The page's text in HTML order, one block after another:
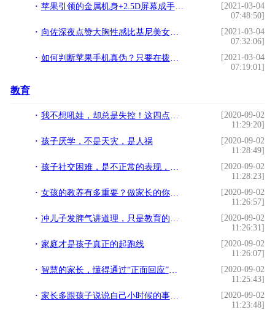
苹果引领的金属机身+2.5D屏幕成手机标配，唯独双摄表现一般!
[2021-03-04
07:48:50]
向佐深夜点赞大胸性感比基尼美女图片 郭碧婷所托非人？!
[2021-03-04
07:32:06]
如何判断苹果手机真伪？只要在拨号键简单输入几个代码便能知晓!
[2021-03-04
07:19:01]
教育
我不想吼娃，却总是失控！这四点，教你做个情绪稳定的父母
[2020-09-02
11:29:20]
孩子厌学，不是天灾，是人祸
[2020-09-02
11:28:49]
孩子社交困难，是不正常的表现，需要家长科学地引导
[2020-09-02
11:28:23]
女孩的教养有多重要？做家长的你可能不知道将来她会多难。
[2020-09-02
11:26:57]
冲儿子发脾气讲道理，只是教育的下策，男孩的养育“兵法”了解下
[2020-09-02
11:26:31]
家庭才是孩子真正的起跑线
[2020-09-02
11:26:07]
智慧的家长，懂得通过“正面回应”，来培养孩子积极的行为习惯
[2020-09-02
11:25:43]
家长多跟孩子说说自己小时候的事！少年的你和他更容易对话
[2020-09-02
11:23:48]